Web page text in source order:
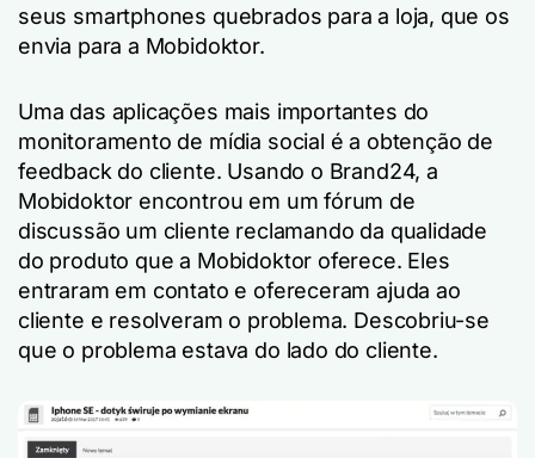
seus smartphones quebrados para a loja, que os
envia para a Mobidoktor.
Uma das aplicações mais importantes do
monitoramento de mídia social é a obtenção de
feedback do cliente. Usando o Brand24, a
Mobidoktor encontrou em um fórum de
discussão um cliente reclamando da qualidade
do produto que a Mobidoktor oferece. Eles
entraram em contato e ofereceram ajuda ao
cliente e resolveram o problema. Descobriu-se
que o problema estava do lado do cliente.